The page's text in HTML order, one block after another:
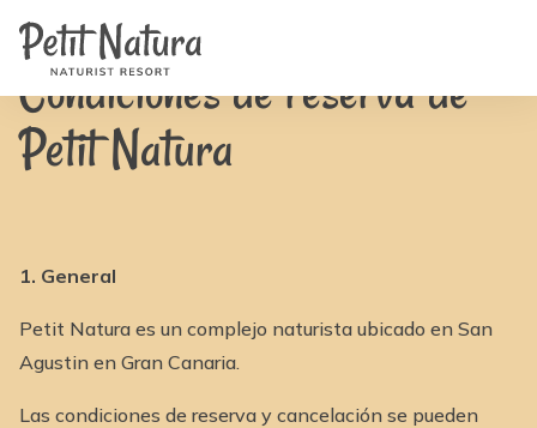
Habitaciones
Fotos
Instalaciones
Noticias
FAQ
IT
ES
Condiciones de reserva de
Petit Natura
1. General
Petit Natura es un complejo naturista ubicado en San
Agustin en Gran Canaria.
Las condiciones de reserva y cancelación se pueden